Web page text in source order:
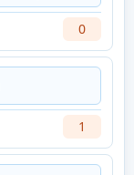
0
1